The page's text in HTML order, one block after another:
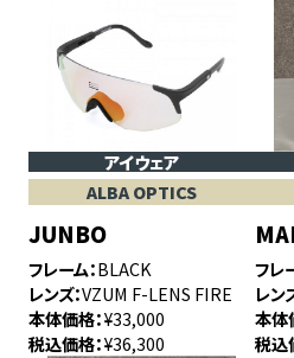
アイウェア
ALBA OPTICS
JUNBO
フレーム BLACK
レンズ VZUM F-LENS FIRE
本体価格 ¥33,000
税込価格 ¥36,300
フレ
レン
本体
税込